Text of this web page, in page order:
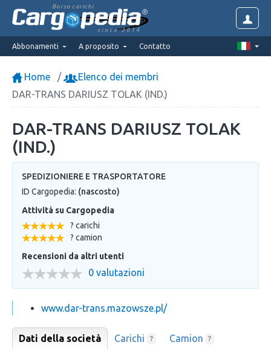
Borsa carichi
since 2014
Abbonamenti A proposito Contatto
Home
Elenco dei membri
DAR-TRANS DARIUSZ TOLAK (IND.)
DAR-TRANS DARIUSZ TOLAK
(IND.)
SPEDIZIONIERE E TRASPORTATORE
ID Cargopedia: (nascosto)
Attività su Cargopedia
? carichi
? camion
Recensioni da altri utenti
0 valutazioni
www.dar-trans.mazowsze.pl/
Dati della società Carichi ? Camion ?